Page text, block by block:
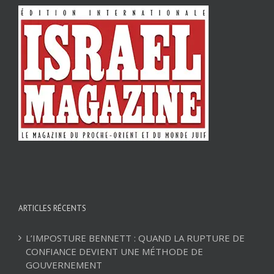
ARTICLES RÉCENTS
L’IMPOSTURE BENNETT : QUAND LA RUPTURE DE
CONFIANCE DEVIENT UNE MÉTHODE DE
GOUVERNEMENT